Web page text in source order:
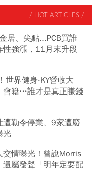
/ HOT ARTICLES /
居、尖點...PCB買誰
性強漲，11月末升段
世界健身-KY營收大
會籍…誰才是真正賺錢
勒令停業、9家遭廢
光
情曝光！曾說Morris
屬發聲「明年定要配